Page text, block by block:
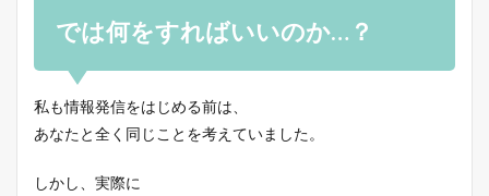
では何をすればいいのか…？
私も情報発信をはじめる前は、
あなたと全く同じことを考えていました。
しかし、実際に